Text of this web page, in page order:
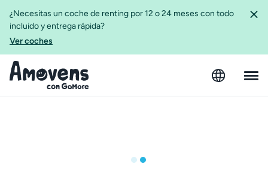
¿Necesitas un coche de renting por 12 o 24 meses con todo
incluido y entrega rápida?
Ver coches